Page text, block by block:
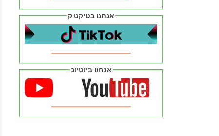
אנחנו בטיקטוק
אנחנו ביוטיוב